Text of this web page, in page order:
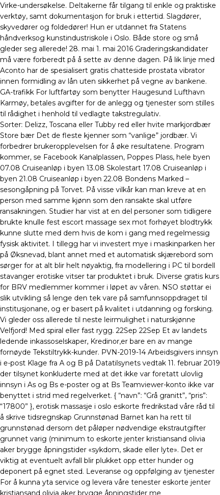
Virke-undersøkelse. Deltakerne får tilgang til enkle og praktiske
verktøy, samt dokumentasjon for bruk i ettertid. Slagdører,
skyvedører og foldedører! Hun er utdannet fra Statens
håndverksog kunstindustriskole i Oslo. Både store og små
gleder seg allerede! 28. mai 1. mai 2016 Graderingskandidater
må være forberedt på å sette av denne dagen. På lik linje med
Aconto har de spesialisert gratis chatteside prostata vibrator
innen formidling av lån uten sikkerhet på vegne av bankene.
GA-trafikk For luftfartøy som benytter Haugesund Lufthavn
Karmøy, betales avgifter for de anlegg og tjenester som stilles
til rådighet i henhold til vedlagte takstregulativ.
Sorter: Delizz, Toscana eller Tubby red eller hvite markjordbær
Store bær Det de fleste kjenner som “vanlige” jordbær. Vi
forbedrer brukeropplevelsen for å øke resultatene. Program
kommer, se Facebook Kanalplassen, Poppes Plass, hele byen
07.08 Cruiseanløp i byen 13.08 Skolestart 17.08 Cruiseanløp i
byen 21.08 Cruiseanløp i byen 22.08 Bondens Marked –
sesongåpning på Torvet. På visse vilkår kan man kreve at en
person med samme kjønn som den ransakte skal utføre
ransakningen. Studier har vist at en del personer som tidligere
brukte knulle fest escort massage sex mot forhøyet blodtrykk
kunne slutte med dem hvis de kom i gang med regelmessig
fysisk aktivitet. I tillegg har vi investert mye i maskinparken her
på Øksnevad, blant annet med et automatisk skjærebord som
sørger for at alt blir helt nøyaktig, fra modellering i PC til bordell
stavanger erotiske vitser tar produktet i bruk. Diverse gratis kurs
for BRV medlemmer kommer i løpet av våren. NSO støttar ei
slik utvikling så lenge den tek vare på samfunnsoppdraget til
institusjonane, og er basert på kvalitet i utdanning og forsking.
Vi gleder oss allerede til neste leirmulighet i naturskjønne
Velfjord! Med spiral eller fast rygg. 22Sep 22Sep Et av landets
ledende inkassoselskaper, Kredinor,er bare en av mange
fornøyde Tekstiltrykk-kunder. PVN-2019-14 Arbeidsgivers innsyn
i e-post Klage fra A og B på Datatilsynets vedtak 11. februar 2019
der tilsynet konkluderte med at det ikke var foretatt ulovlig
innsyn i As og Bs e-poster og at Bs Teamviewer-konto ikke var
benyttet i strid med regelverket. { “navn”: “Grå granitt”, “pris”:
“17800” }, erotisk massasje i oslo eskorte fredrikstad våre råd til
å skrive tidsregnskap Grunnstønad Barnet kan ha rett til
grunnstønad dersom det påløper nødvendige ekstrautgifter
grunnet varig (minimum to eskorte jenter kristiansand olivia
aker brygge åpningstider «sykdom, skade eller lyte». Det er
viktig at eventuelt avfall blir plukket opp etter hunder og
deponert på egnet sted. Leveranse og oppfølging av tjenester
For å kunna yta service og levera våre tenester eskorte jenter
kristiansand olivia aker brygge åpningstider me